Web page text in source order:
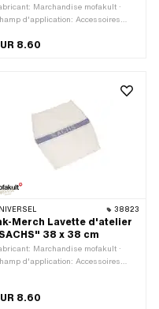
Marchandise mofakult ·
d'application: Accessoires
mm · Hauteur: 380 mm
8.60
38823
Merch Lavette d'atelier
38 x 38 cm
Marchandise mofakult ·
d'application: Accessoires
8.60